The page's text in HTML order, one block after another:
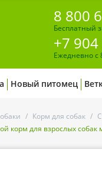
8 800
Бесплатный
+7
Ежедневно с
Новый питомец
/ Корм для собак /
корм для взрослых